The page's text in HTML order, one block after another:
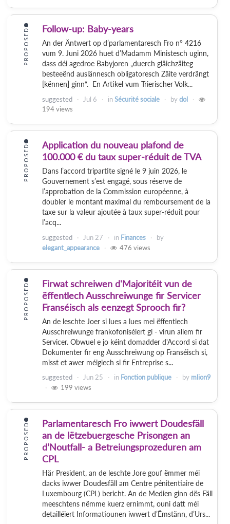
PROPOSED Follow-up: Baby-years
An der Äntwert op d’parlamentaresch Fro n° 4216
vum 9. Juni 2026 huet d’Madamm Ministesch uginn,
dass déi agedroe Babyjoren „duerch gläichzäiteg
besteeënd auslännesch obligatoresch Zäite verdrängt
[kënnen] ginn“. En Artikel vum Trierischer Volk...
suggested Jul 6 inSécurité sociale bydol
194 views
PROPOSED
Application du nouveau plafond de
100.000 € du taux super-réduit de TVA
Dans l’accord tripartite signé le 9 juin 2026, le
Gouvernement s’est engagé, sous réserve de
l’approbation de la Commission européenne, à
doubler le montant maximal du remboursement de la
taxe sur la valeur ajoutée à taux super-réduit pour
l’acq...
suggested Jun 27 in Finances
by
elegant_appearance
476 views
PROPOSED
Firwat schreiwen d'Majoritéit vun de
ëffentlech Ausschreiwunge fir Servicer
Franséisch als eenzegt Sprooch fir?
An de leschte Joer si lues a lues mei ëffentlech
Ausschreiwunge frankofoniséiert gi - virun allem fir
Servicer. Obwuel e jo kéint domadder d'Accord si dat
Dokumenter fir eng Ausschreiwung op Franséisch si,
misst et awer méiglech si fir Entreprise s...
suggested Jun 25 in Fonction publique by mlion9
199 views
PROPOSED
Parlamentaresch Fro iwwert Doudesfäll
an de lëtzebuergesche Prisongen an
d’Noutfall- a Betreiungsprozeduren am
CPL
Här President, an de leschte Jore gouf ëmmer méi
dacks iwwer Doudesfäll am Centre pénitentiaire de
Luxembourg (CPL) bericht. An de Medien ginn dës Fäll
meeschtens nëmme kuerz ernimmt, ouni datt méi
detailléiert Informatiounen iwwert d’Ëmstänn, d’Urs...